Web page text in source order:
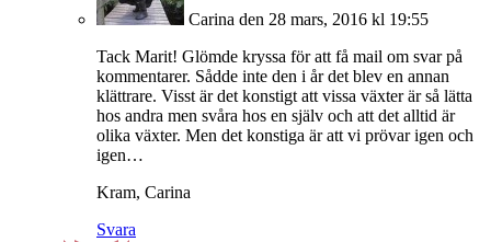
Carina den 28 mars, 2016 kl 19:55
Tack Marit! Glömde kryssa för att få mail om svar på
kommentarer. Sådde inte den i år det blev en annan
klättrare. Visst är det konstigt att vissa växter är så lätta
hos andra men svåra hos en själv och att det alltid är
olika växter. Men det konstiga är att vi prövar igen och
igen…
Kram, Carina
Svara